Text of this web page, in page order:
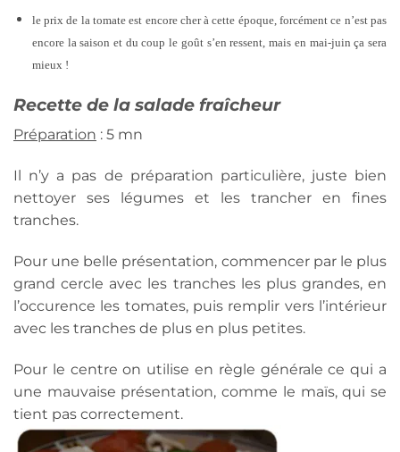
le prix de la tomate est encore cher à cette époque, forcément ce n’est pas
encore la saison et du coup le goût s’en ressent, mais en mai-juin ça sera
mieux !
Recette de la salade fraîcheur
Préparation : 5 mn
Il n’y a pas de préparation particulière, juste bien
nettoyer ses légumes et les trancher en fines
tranches.
Pour une belle présentation, commencer par le plus
grand cercle avec les tranches les plus grandes, en
l’occurence les tomates, puis remplir vers l’intérieur
avec les tranches de plus en plus petites.
Pour le centre on utilise en règle générale ce qui a
une mauvaise présentation, comme le maïs, qui se
tient pas correctement.